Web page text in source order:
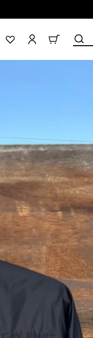
ロ
イ
ン
CART